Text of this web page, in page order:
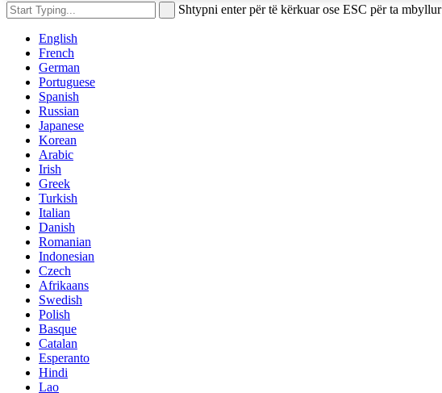
Shtypni enter për të kërkuar ose ESC për ta mbyllur
English
French
German
Portuguese
Spanish
Russian
Japanese
Korean
Arabic
Irish
Greek
Turkish
Italian
Danish
Romanian
Indonesian
Czech
Afrikaans
Swedish
Polish
Basque
Catalan
Esperanto
Hindi
Lao